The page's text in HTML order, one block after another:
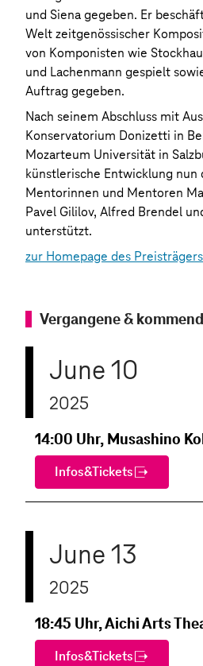
und Siena gegeben. Er
Welt zeitgenössischer
von Komponisten wie
und Lachenmann gespielt
Auftrag gegeben.
Nach seinem Abschluss mit
Konservatorium Donizetti in
Mozarteum Universität in
künstlerische Entwicklung nun
Mentorinnen und Mentoren
Pavel Gililov, Alfred Brendel
unterstützt.
zur Homepage des Preisträgers
Vergangene &
14:00 Uhr, Musashino
June 10
2025
Infos&Tickets
18:45 Uhr, Aichi Arts
June 13
2025
Infos&Tickets